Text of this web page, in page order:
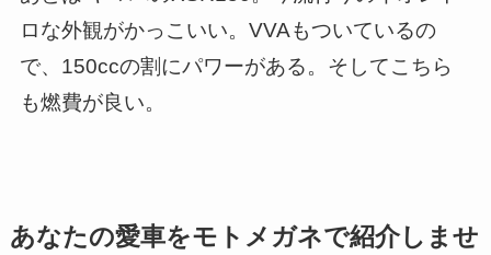
ロな外観がかっこいい。VVAもついているの
で、150ccの割にパワーがある。そしてこちら
も燃費が良い。
あなたの愛車をモトメガネで紹介しませ